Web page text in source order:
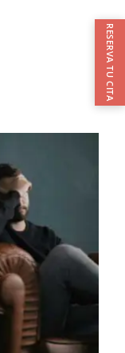
RESERVA TU CITA